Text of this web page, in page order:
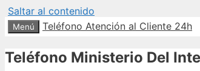
Saltar al contenido
Menú Teléfono Atención al Cliente 24h
Teléfono Ministerio Del